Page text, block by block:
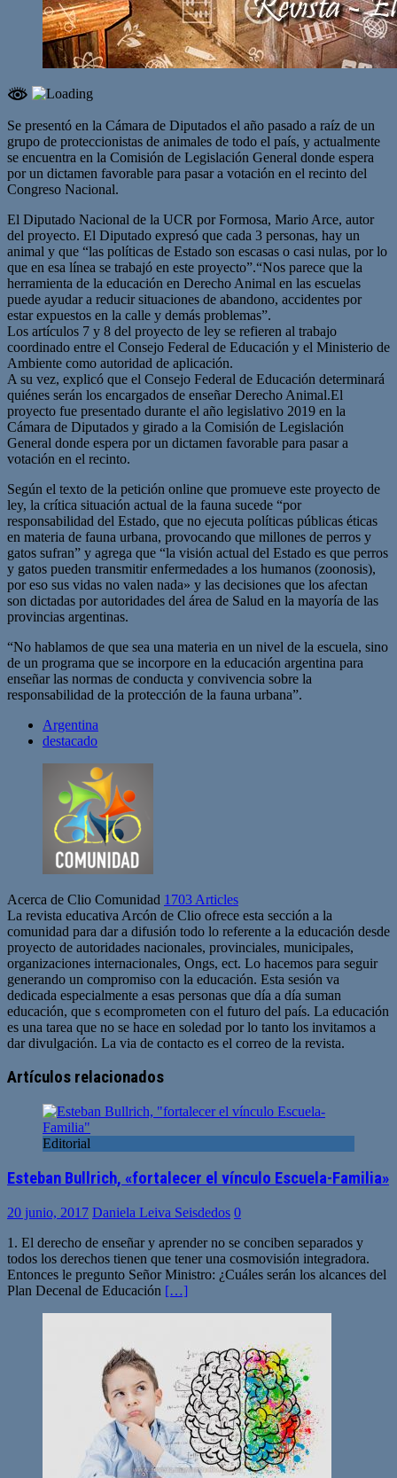
Se presentó en la Cámara de Diputados el año pasado a raíz de un
grupo de proteccionistas de animales de todo el país, y actualmente
se encuentra en la Comisión de Legislación General donde espera
por un dictamen favorable para pasar a votación en el recinto del
Congreso Nacional.
El Diputado Nacional de la UCR por Formosa, Mario Arce, autor
del proyecto. El Diputado expresó que cada 3 personas, hay un
animal y que “las políticas de Estado son escasas o casi nulas, por lo
que en esa línea se trabajó en este proyecto”.“Nos parece que la
herramienta de la educación en Derecho Animal en las escuelas
puede ayudar a reducir situaciones de abandono, accidentes por
estar expuestos en la calle y demás problemas”.
Los artículos 7 y 8 del proyecto de ley se refieren al trabajo
coordinado entre el Consejo Federal de Educación y el Ministerio de
Ambiente como autoridad de aplicación.
A su vez, explicó que el Consejo Federal de Educación determinará
quiénes serán los encargados de enseñar Derecho Animal.El
proyecto fue presentado durante el año legislativo 2019 en la
Cámara de Diputados y girado a la Comisión de Legislación
General donde espera por un dictamen favorable para pasar a
votación en el recinto.
Según el texto de la petición online que promueve este proyecto de
ley, la crítica situación actual de la fauna sucede “por
responsabilidad del Estado, que no ejecuta políticas públicas éticas
en materia de fauna urbana, provocando que millones de perros y
gatos sufran” y agrega que “la visión actual del Estado es que perros
y gatos pueden transmitir enfermedades a los humanos (zoonosis),
por eso sus vidas no valen nada» y las decisiones que los afectan
son dictadas por autoridades del área de Salud en la mayoría de las
provincias argentinas.
“No hablamos de que sea una materia en un nivel de la escuela, sino
de un programa que se incorpore en la educación argentina para
enseñar las normas de conducta y convivencia sobre la
responsabilidad de la protección de la fauna urbana”.
Argentina
destacado
Acerca de Clio Comunidad 1703 Articles
La revista educativa Arcón de Clio ofrece esta sección a la
comunidad para dar a difusión todo lo referente a la educación desde
proyecto de autoridades nacionales, provinciales, municipales,
organizaciones internacionales, Ongs, ect. Lo hacemos para seguir
generando un compromiso con la educación. Esta sesión va
dedicada especialmente a esas personas que día a día suman
educación, que s ecomprometen con el futuro del país. La educación
es una tarea que no se hace en soledad por lo tanto los invitamos a
dar divulgación. La via de contacto es el correo de la revista.
web
Artículos relacionados
Editorial
Esteban Bullrich, «fortalecer el vínculo Escuela-Familia»
20 junio, 2017 Daniela Leiva Seisdedos 0
1. El derecho de enseñar y aprender no se conciben separados y
todos los derechos tienen que tener una cosmovisión integradora.
Entonces le pregunto Señor Ministro: ¿Cuáles serán los alcances del
Plan Decenal de Educación […]